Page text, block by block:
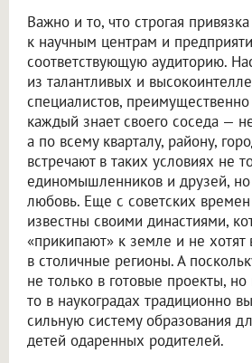
Важно и то, что строгая
к научным центрам и
соответствующую аудиторию.
из талантливых и
специалистов,
каждый знает своего соседа —
а по всему кварталу, району,
встречают в таких условиях не
единомышленников и друзей,
любовь. Еще с советских времен
известны своими династиями,
«прикипают» к земле и не хотят
в столичные регионы. А
не только в готовые проекты, но
то в наукоградах традиционно
сильную систему образования
детей одаренных родителей.